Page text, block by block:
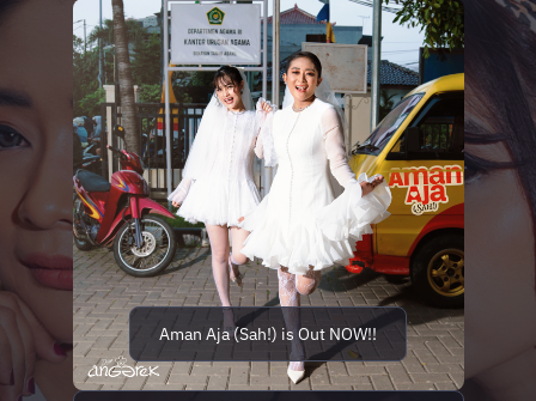
Aman Aja (Sah!) is Out NOW!!